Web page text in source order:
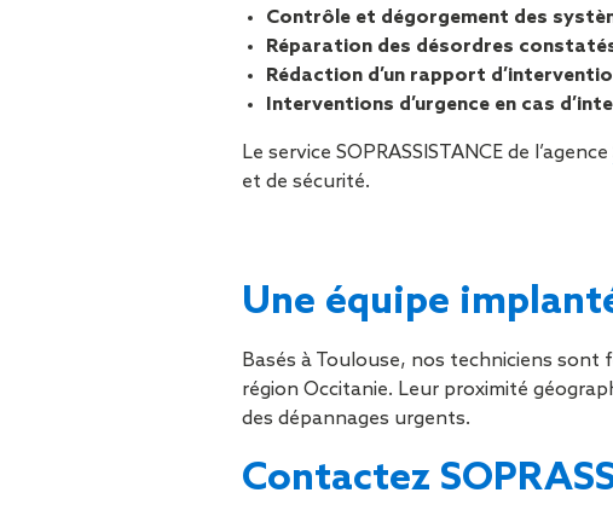
Contrôle et dégorgement des
Réparation des désordres
Rédaction d’un rapport
Interventions d’urgence en cas
Le service SOPRASSISTANCE de l’agence
et de sécurité.
Une équipe
Basés à Toulouse, nos techniciens
région Occitanie. Leur proximité
des dépannages urgents.
Contactez